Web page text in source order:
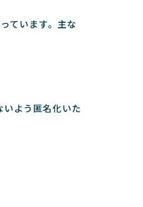
ています。主な
よう匿名化いた